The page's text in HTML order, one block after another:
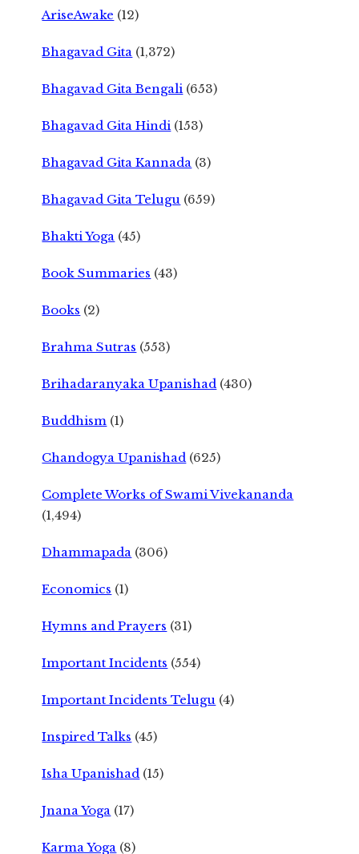
AriseAwake (12)
Bhagavad Gita (1,372)
Bhagavad Gita Bengali (653)
Bhagavad Gita Hindi (153)
Bhagavad Gita Kannada (3)
Bhagavad Gita Telugu (659)
Bhakti Yoga (45)
Book Summaries (43)
Books (2)
Brahma Sutras (553)
Brihadaranyaka Upanishad (430)
Buddhism (1)
Chandogya Upanishad (625)
Complete Works of Swami Vivekananda
(1,494)
Dhammapada (306)
Economics (1)
Hymns and Prayers (31)
Important Incidents (554)
Important Incidents Telugu (4)
Inspired Talks (45)
Isha Upanishad (15)
Jnana Yoga (17)
Karma Yoga (8)